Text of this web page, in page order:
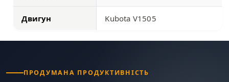
Двигун Kubota V1505
ПРОДУМАНА ПРОДУКТИВНІСТЬ